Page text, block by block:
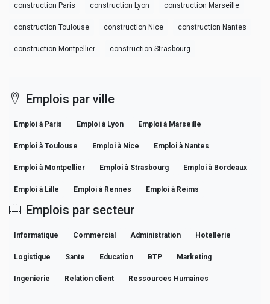
construction Paris construction Lyon construction Marseille
construction Toulouse construction Nice construction Nantes
construction Montpellier construction Strasbourg
Emplois par ville
Emploi à Paris Emploi à Lyon Emploi à Marseille
Emploi à Toulouse Emploi à Nice Emploi à Nantes
Emploi à Montpellier Emploi à Strasbourg Emploi à Bordeaux
Emploi à Lille Emploi à Rennes Emploi à Reims
Emplois par secteur
Informatique Commercial Administration Hotellerie
Logistique Sante Education BTP Marketing
Ingenierie Relation client Ressources Humaines